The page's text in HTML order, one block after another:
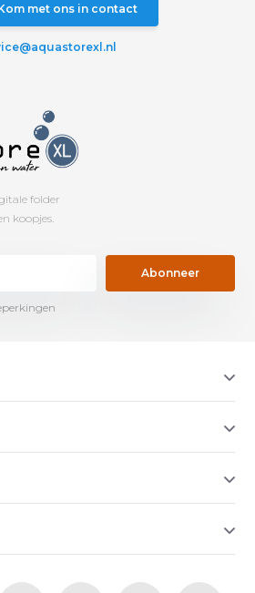
met ons in contact
folder
koopjes.
Abonneer